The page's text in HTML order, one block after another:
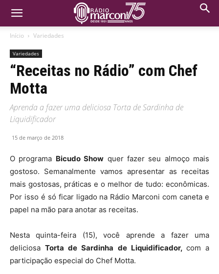
Início Variedades
Variedades
“Receitas no Rádio” com Chef
Motta
Aprenda a fazer uma deliciosa Torta de Sardinha de
Liquidificador
15 de março de 2018
O programa Bicudo Show quer fazer seu almoço mais
gostoso. Semanalmente vamos apresentar as receitas
mais gostosas, práticas e o melhor de tudo: econômicas.
Por isso é só ficar ligado na Rádio Marconi com caneta e
papel na mão para anotar as receitas.
Nesta quinta-feira (15), você aprende a fazer uma
deliciosaTorta de Sardinha de Liquidificador, com a
participação especial do Chef Motta.